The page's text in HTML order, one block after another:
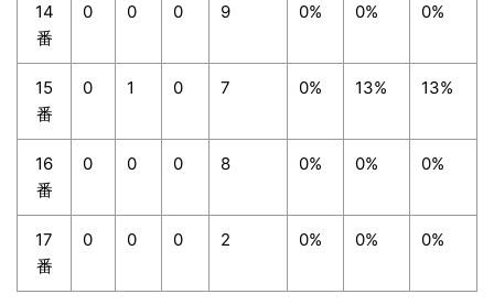
14
番
0 0 0 9 0% 0% 0%
15
番
0 1 0 7 0% 13% 13%
16
番
0 0 0 8 0% 0% 0%
17
番
0 0 0 2 0% 0% 0%